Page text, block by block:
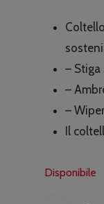
–
–
– Wiper
Il
Disponibile